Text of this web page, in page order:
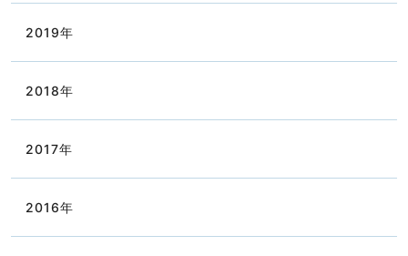
2019年
2018年
2017年
2016年